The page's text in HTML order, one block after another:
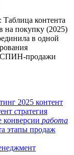
контента
на покупку (2025)
в одной
СПИН-продажи
2025 контент
стратегия
работа
этапы продаж